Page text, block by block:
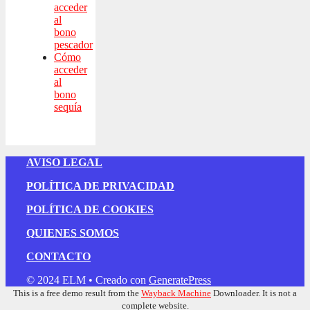
acceder
al
bono
pescador
Cómo
acceder
al
bono
sequía
AVISO LEGAL
POLÍTICA DE PRIVACIDAD
POLÍTICA DE COOKIES
QUIENES SOMOS
CONTACTO
© 2024 ELM • Creado con GeneratePress
This is a free demo result from the Wayback Machine Downloader. It is not a
complete website.